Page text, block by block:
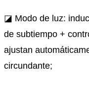
◪ Modo de luz:
de subtiempo +
ajustan
circundante;